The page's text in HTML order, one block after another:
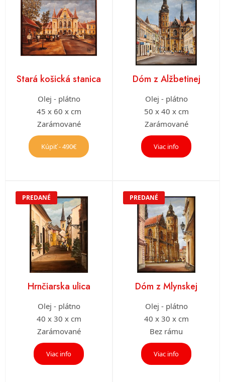
Stará košická stanica
Olej - plátno
45 x 60 x cm
Zarámované
Kúpiť - 490€
Dóm z Alžbetinej
Olej - plátno
50 x 40 x cm
Zarámované
Viac info
PREDANÉ
Hrnčiarska ulica
Olej - plátno
40 x 30 x cm
Zarámované
Viac info
PREDANÉ
Dóm z Mlynskej
Olej - plátno
40 x 30 x cm
Bez rámu
Viac info